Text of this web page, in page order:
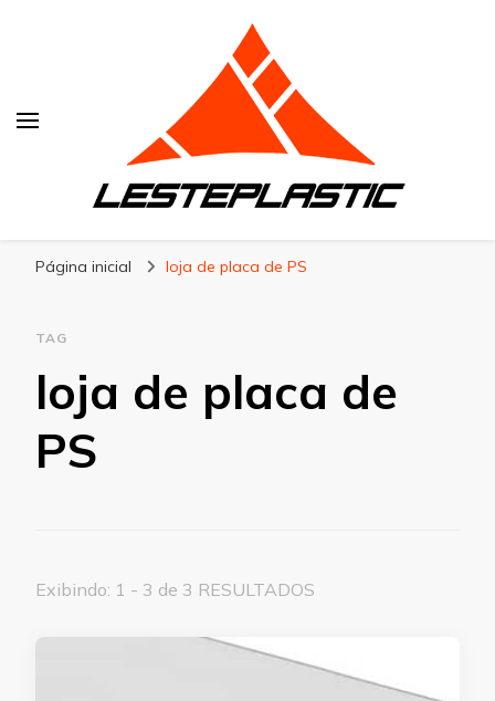
Página inicial loja de placa de PS
TAG
loja de placa de
PS
Exibindo: 1 - 3 de 3 RESULTADOS